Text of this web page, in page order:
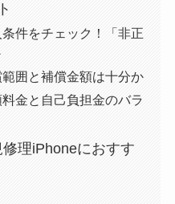
件をチェック！「非正
囲と補償金額は十分か
金と自己負担金のバラ
修理iPhoneにおすす